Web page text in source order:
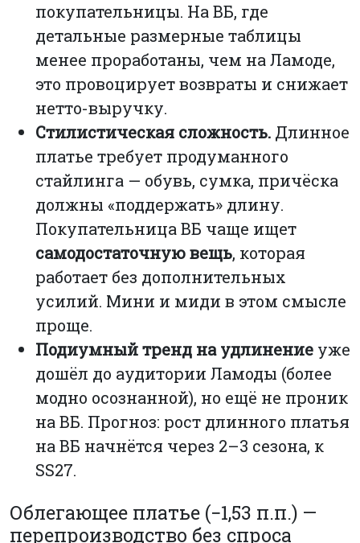
покупательницы. На ВБ, где
детальные размерные таблицы
менее проработаны, чем на Ламоде,
это провоцирует возвраты и снижает
нетто-выручку.
Стилистическая сложность. Длинное
платье требует продуманного
стайлинга — обувь, сумка, причёска
должны «поддержать» длину.
Покупательница ВБ чаще ищет
самодостаточную вещь, которая
работает без дополнительных
усилий. Мини и миди в этом смысле
проще.
Подиумный тренд на удлинение уже
дошёл до аудитории Ламоды (более
модно осознанной), но ещё не проник
на ВБ. Прогноз: рост длинного платья
на ВБ начнётся через 2–3 сезона, к
SS27.
Облегающее платье (−1,53 п.п.) —
перепроизводство без спроса